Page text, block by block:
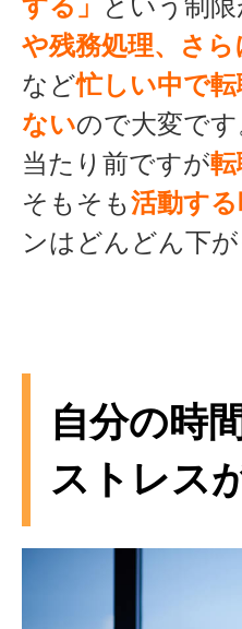
や残務処理、さ
など忙しい中で
ないので大変です
当たり前ですが
そもそも活動す
ンはどんどん下
自分の時
ストレス